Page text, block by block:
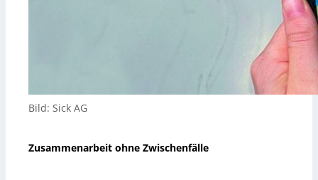
Bild: Sick AG
Zusammenarbeit ohne Zwischenfälle